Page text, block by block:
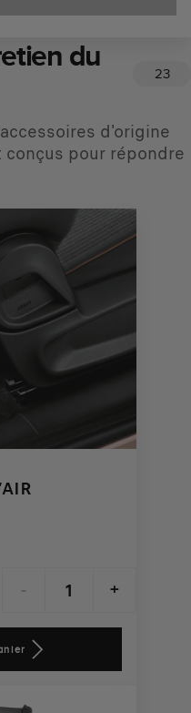
du
23
d'origine
pour répondre
- +